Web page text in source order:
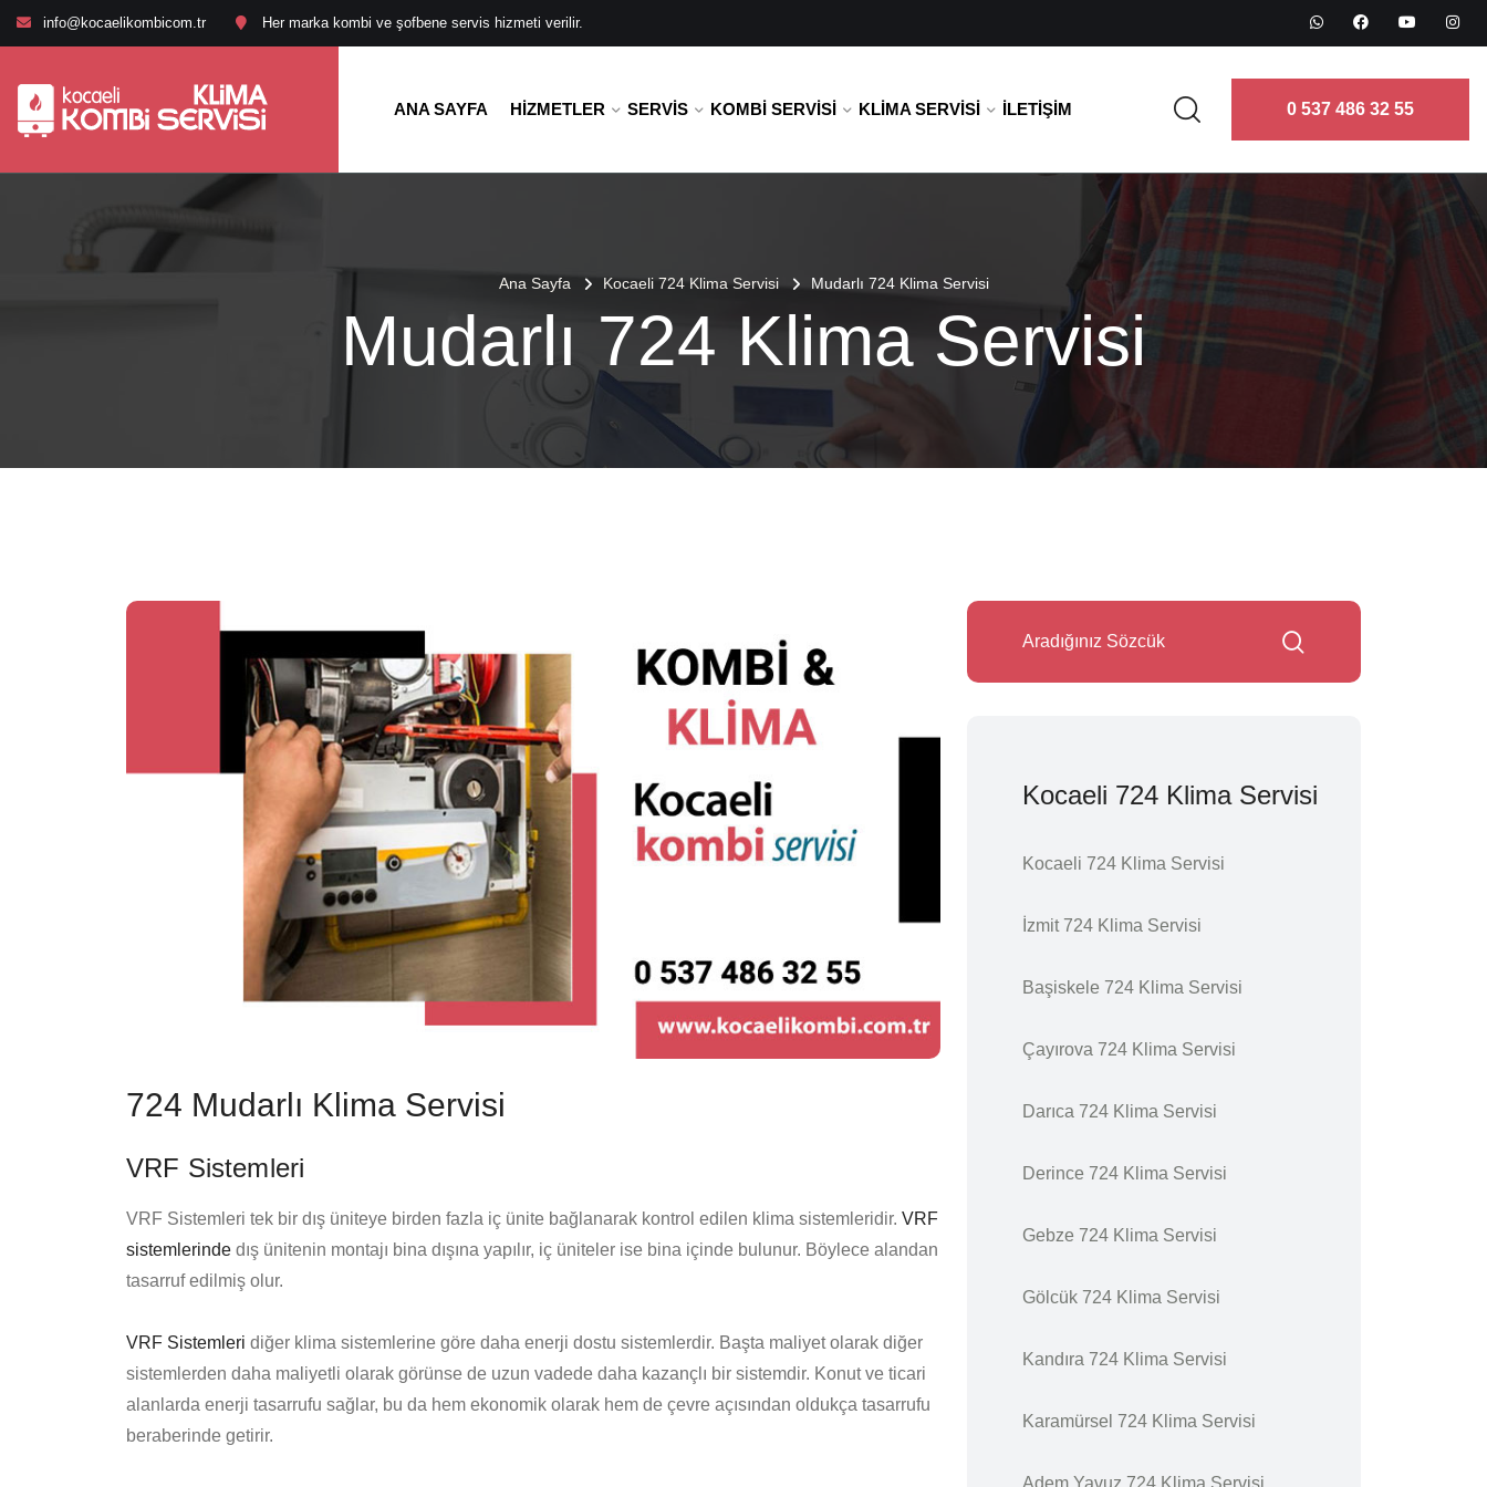
info@kocaelikombicom.tr Her marka kombi ve şofbene servis hizmeti verilir.
ANA SAYFA HIZMETLER SERVIS KOMBI SERVISI KLIMA SERVISI İLETIŞIM 0 537 486 32 55
Ana Sayfa Kocaeli 724 Klima Servisi Mudarlı 724 Klima Servisi
Mudarlı 724 Klima Servisi
724 Mudarlı Klima Servisi
VRF Sistemleri
VRF Sistemleri tek bir dış üniteye birden fazla iç ünite bağlanarak kontrol edilen klima sistemleridir. VRF
sistemlerinde dış ünitenin montajı bina dışına yapılır, iç üniteler ise bina içinde bulunur. Böylece alandan
tasarruf edilmiş olur.
VRF Sistemleri diğer klima sistemlerine göre daha enerji dostu sistemlerdir. Başta maliyet olarak diğer
sistemlerden daha maliyetli olarak görünse de uzun vadede daha kazançlı bir sistemdir. Konut ve ticari
alanlarda enerji tasarrufu sağlar, bu da hem ekonomik olarak hem de çevre açısından oldukça tasarrufu
beraberinde getirir.
Kocaeli 724 Klima Servisi
Kocaeli 724 Klima Servisi
İzmit 724 Klima Servisi
Başiskele 724 Klima Servisi
Çayırova 724 Klima Servisi
Darıca 724 Klima Servisi
Derince 724 Klima Servisi
Gebze 724 Klima Servisi
Gölcük 724 Klima Servisi
Kandıra 724 Klima Servisi
Karamürsel 724 Klima Servisi
Adem Yavuz 724 Klima Servisi